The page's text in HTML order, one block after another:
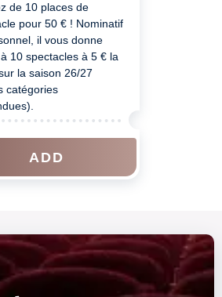
de 10 places de
pour 50 € ! Nominatif
il vous donne
10 spectacles à 5 € la
la saison 26/27
catégories
ADD